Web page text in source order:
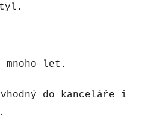
mnoho let.
do kanceláře i